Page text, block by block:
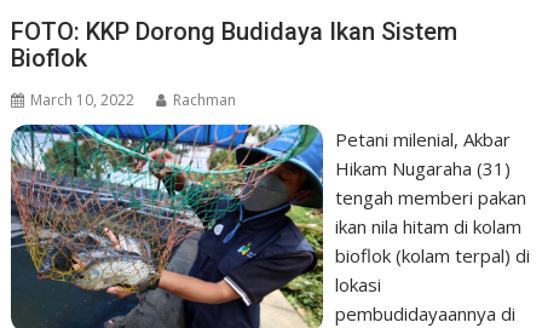
FOTO: KKP Dorong Budidaya Ikan Sistem
Bioflok
March 10, 2022 Rachman
Petani milenial, Akbar
Hikam Nugaraha (31)
tengah memberi pakan
ikan nila hitam di kolam
bioflok (kolam terpal) di
lokasi
pembudidayaannya di